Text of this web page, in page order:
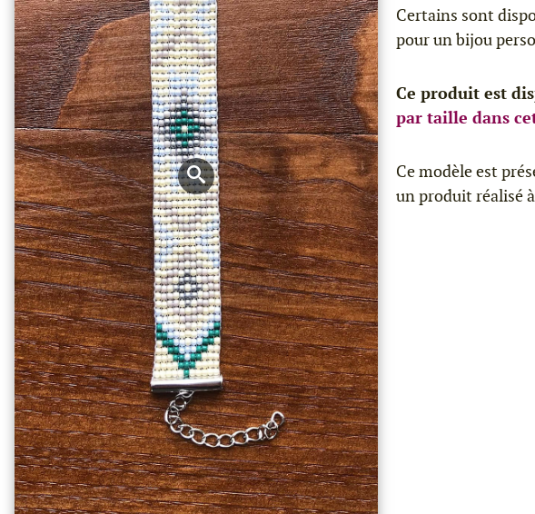
Certains sont
pour un bijou
Ce produit est
par taille dans
Ce modèle est
un produit réalisé